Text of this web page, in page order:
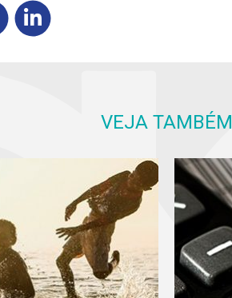
VEJA TAMBÉM